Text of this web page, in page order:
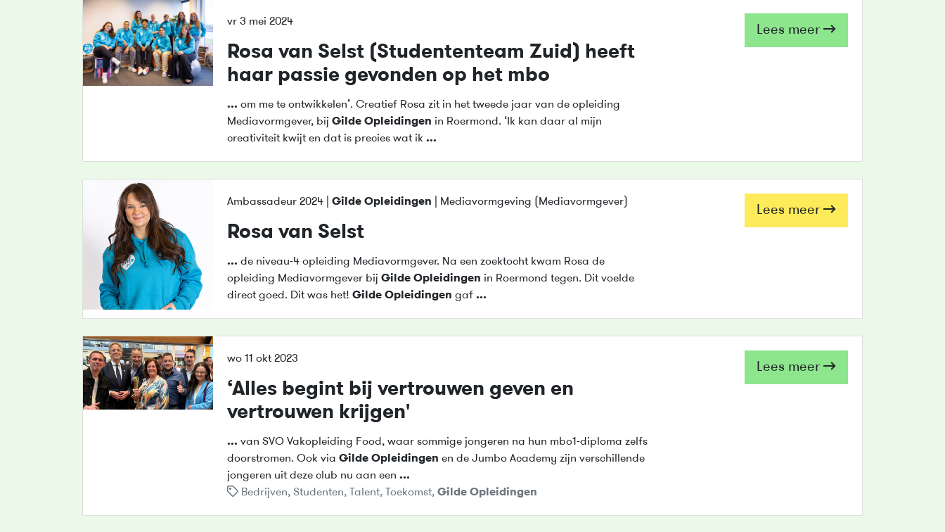
vr 3 mei 2024
Rosa van Selst (Studententeam Zuid) heeft
haar passie gevonden op het mbo
... om me te ontwikkelen’. Creatief Rosa zit in het tweede jaar van de opleiding
Mediavormgever, bij Gilde Opleidingen in Roermond. ‘Ik kan daar al mijn
creativiteit kwijt en dat is precies wat ik ...
Lees meer
Ambassadeur 2024 | Gilde Opleidingen | Mediavormgeving (Mediavormgever)
Rosa van Selst
... de niveau-4 opleiding Mediavormgever. Na een zoektocht kwam Rosa de
opleiding Mediavormgever bij Gilde Opleidingen in Roermond tegen. Dit voelde
direct goed. Dit was het! Gilde Opleidingen gaf ...
Lees meer
wo 11 okt 2023
‘Alles begint bij vertrouwen geven en
vertrouwen krijgen'
... van SVO Vakopleiding Food, waar sommige jongeren na hun mbo1-diploma zelfs
doorstromen. Ook via Gilde Opleidingen en de Jumbo Academy zijn verschillende
jongeren uit deze club nu aan een ...
Bedrijven, Studenten, Talent, Toekomst, Gilde Opleidingen
Lees meer